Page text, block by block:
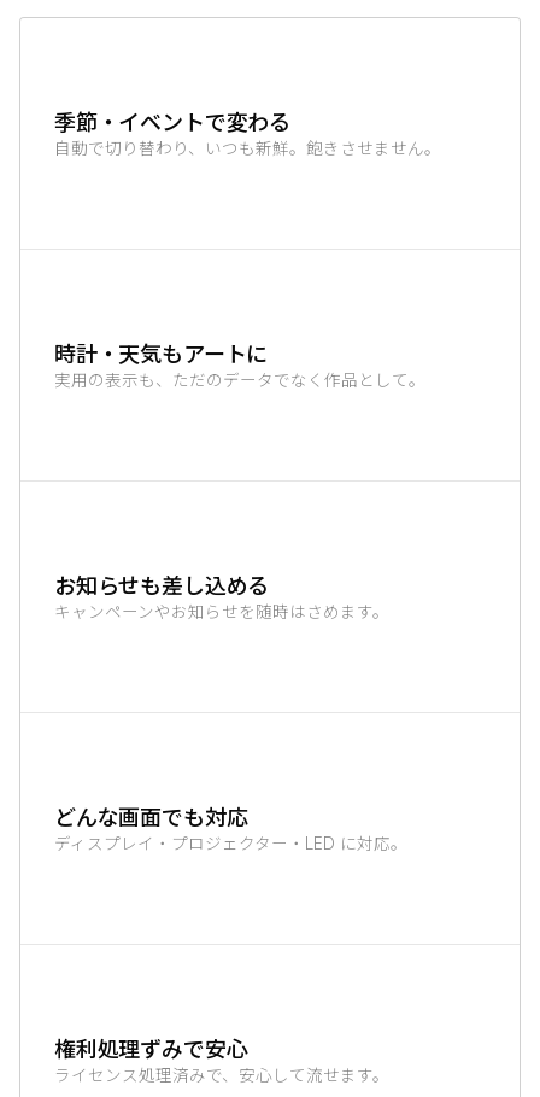
季節・イベントで変わる
自動で切り替わり、いつも新鮮。飽きさせません。
時計・天気もアートに
実用の表示も、ただのデータでなく作品として。
お知らせも差し込める
キャンペーンやお知らせを随時はさめます。
どんな画面でも対応
ディスプレイ・プロジェクター・LED に対応。
権利処理ずみで安心
ライセンス処理済みで、安心して流せます。